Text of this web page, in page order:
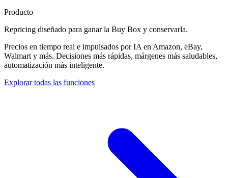
Producto
Repricing diseñado para ganar la Buy Box y conservarla.
Precios en tiempo real e impulsados por IA en Amazon, eBay,
Walmart y más. Decisiones más rápidas, márgenes más saludables,
automatización más inteligente.
Explorar todas las funciones